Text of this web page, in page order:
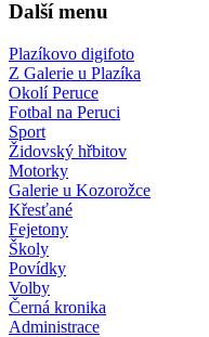
Další menu
Plazíkovo digifoto
Z Galerie u Plazíka
Okolí Peruce
Fotbal na Peruci
Sport
Židovský hřbitov
Motorky
Galerie u Kozorožce
Křesťané
Fejetony
Školy
Povídky
Volby
Černá kronika
Administrace